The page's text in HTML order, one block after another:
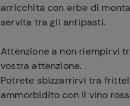
arricchita con erbe di
servita tra gli antipasti.
Attenzione a non riempirvi
vostra attenzione.
Potrete sbizzarrirvi tra
ammorbidito con il vino